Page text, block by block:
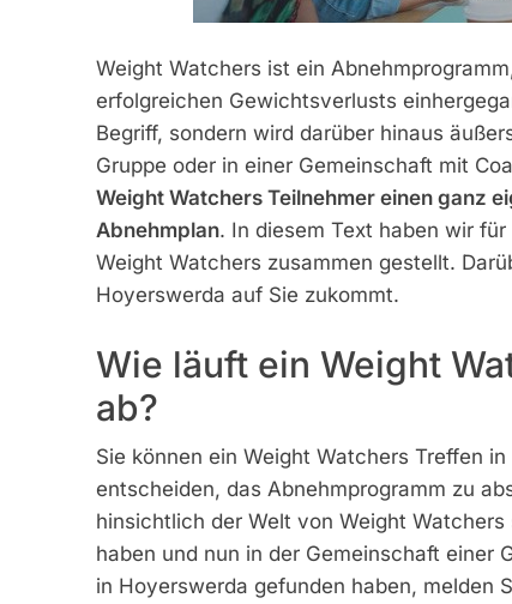
Weight Watchers ist ein
erfolgreichen Gewichtsverlusts
Begriff, sondern wird darüber hinaus
Gruppe oder in einer Gemeinschaft mit
Weight Watchers Teilnehmer einen ganz
Abnehmplan. In diesem Text haben wir
Weight Watchers zusammen gestellt.
Hoyerswerda auf Sie zukommt.
Wie läuft ein Weight
ab?
Sie können ein Weight Watchers Treffen
entscheiden, das Abnehmprogramm zu
hinsichtlich der Welt von Weight
haben und nun in der Gemeinschaft einer
in Hoyerswerda gefunden haben, melden